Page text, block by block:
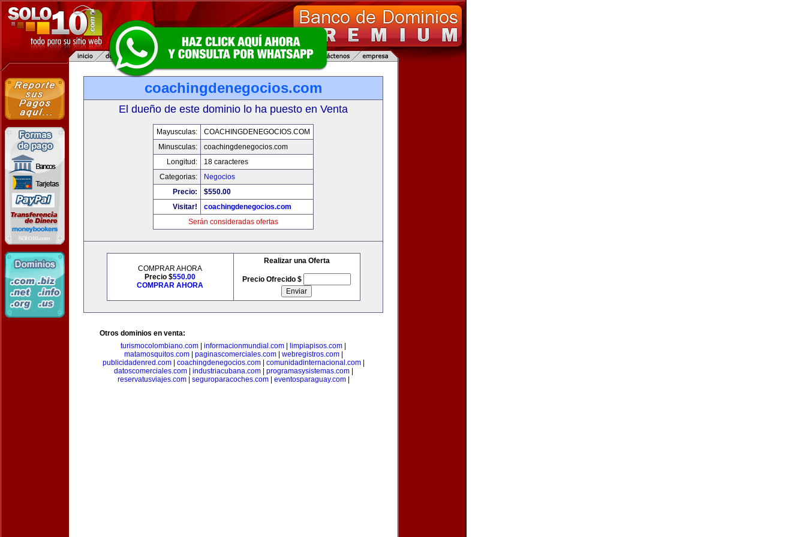
coachingdenegocios.com
El dueño de este dominio lo ha puesto en Venta
Mayusculas:
COACHINGDENEGOCIOS.COM
Minusculas:
coachingdenegocios.com
Longitud:
18 caracteres
Categorias:
Negocios
Precio:
$550.00
Visitar!
coachingdenegocios.com
Serán consideradas ofertas
COMPRAR AHORA
Precio $550.00
COMPRAR AHORA
Realizar una Oferta
Precio Ofrecido $
Otros dominios en venta:
turismocolombiano.com
informacionmundial.com limpiapisos.com
matamosquitos.com| paginascomerciales.com| webregistros.com|
publicidadenred.com| coachingdenegocios.com| comunidadinternacional.com|
datoscomerciales.com| industriacubana.com| programasysistemas.com|
reservatusviajes.com| seguroparacoches.com| eventosparaguay.com|